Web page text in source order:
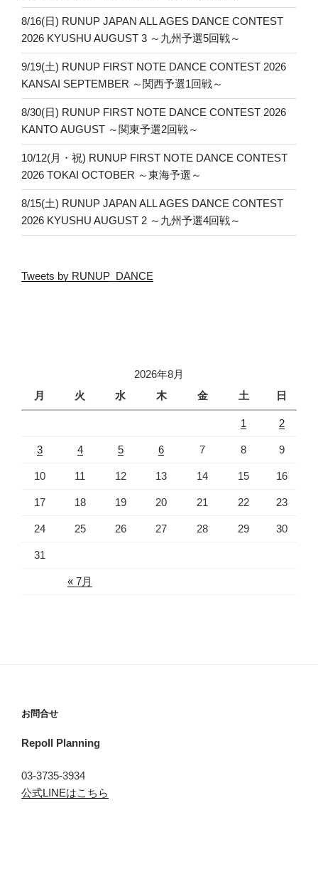
8/16(日) RUNUP JAPAN ALL AGES DANCE CONTEST
2026 KYUSHU AUGUST 3 ～九州予選5回戦～
9/19(土) RUNUP FIRST NOTE DANCE CONTEST 2026
KANSAI SEPTEMBER ～関西予選1回戦～
8/30(日) RUNUP FIRST NOTE DANCE CONTEST 2026
KANTO AUGUST ～関東予選2回戦～
10/12(月・祝) RUNUP FIRST NOTE DANCE CONTEST
2026 TOKAI OCTOBER ～東海予選～
8/15(土) RUNUP JAPAN ALL AGES DANCE CONTEST
2026 KYUSHU AUGUST 2 ～九州予選4回戦～
Tweets by RUNUP_DANCE
2026年8月
月
火 水 木 金 土 日
« 7月
1 2
3 4 5 6 7 8 9
10 11 12 13 14 15 16
17 18 19 20 21 22 23
24 25 26 27 28 29 30
31
お問合せ
Repoll Planning
03-3735-3934
公式LINEはこちら